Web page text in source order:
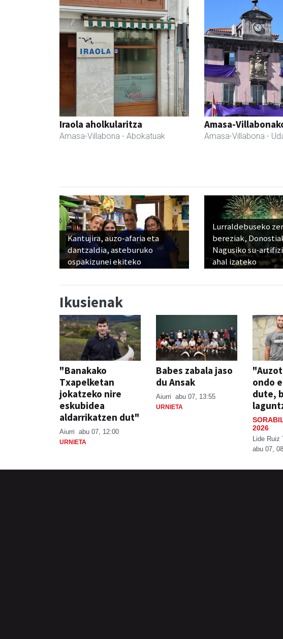
Iraola aholkularitza
Amasa-Villabona - Abokatuak
Amasa-
Amasa-Villabona -
Kantujira, auzo-afaria eta
dantzaldia, asteburuko
ospakizunei ekiteko
Lurraldebuseko
bereziak,
Nagusiko su-
ahal izateko
Ikusienak
"Banakako
Txapelketan
jokatzeko nire
eskubidea
aldarrikatzen dut"
Aiurri abu 07, 12:00
URNIETA
Babes zabala jaso
du Ansak
Aiurri abu 07, 13:55
URNIETA
ondo
dute,
2026
Lide Ruiz
abu 07,